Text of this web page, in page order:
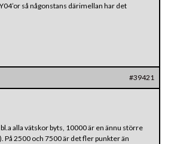
så någonstans därimellan har det
#39421
alla vätskor byts, 10000 är en ännu större
2500 och 7500 är det fler punkter än